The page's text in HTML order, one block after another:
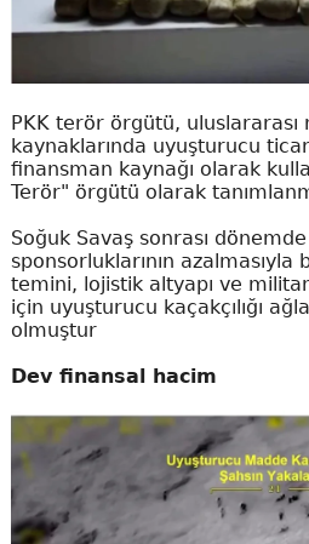
PKK terör örgütü,
kaynaklarında uyuşturucu
finansman kaynağı olarak
Terör" örgütü olarak
Soğuk Savaş sonrası
sponsorluklarının azalmasıyla
temini, lojistik altyapı ve
için uyuşturucu kaçakçılığı
olmuştur
Dev finansal hacim